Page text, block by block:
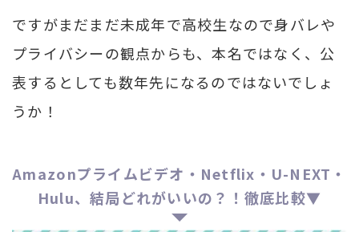
ですがまだまだ未成年で高校生なので身バレや
プライバシーの観点からも、本名ではなく、公
表するとしても数年先になるのではないでしょ
うか！
Amazonプライムビデオ・Netflix・U-NEXT・
Hulu、結局どれがいいの？！徹底比較▼